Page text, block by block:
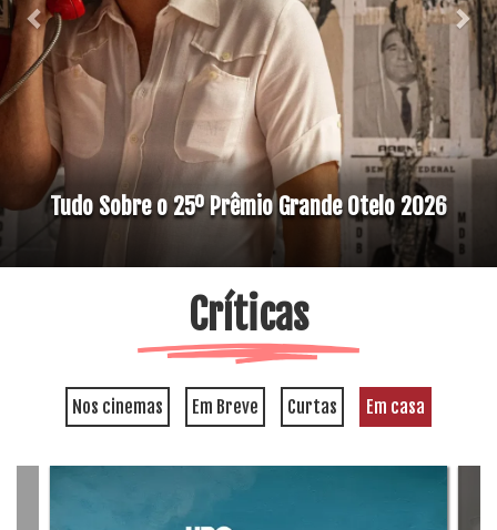
Tudo Sobre o 25º Prêmio Grande Otelo 2026
Críticas
Nos cinemas Em Breve Curtas Em casa